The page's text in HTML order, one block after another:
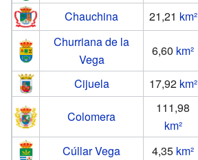
Chauchina
21,21 km²
Churriana de la
Vega
6,60 km²
Cijuela 17,92 km²
Colomera
111,98
km²
Cúllar Vega 4,35 km²